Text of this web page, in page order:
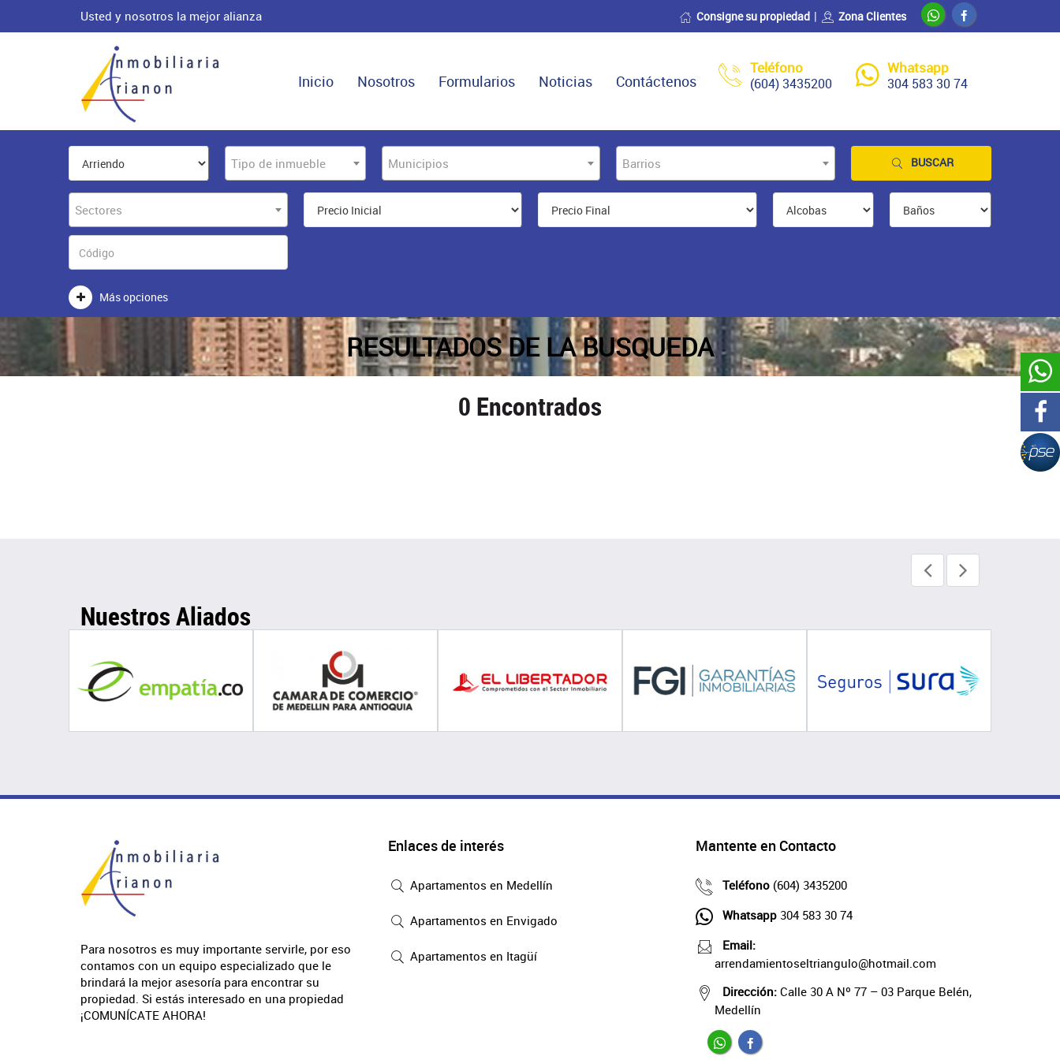
Usted y nosotros la mejor alianza Consigne su propiedad Zona Clientes
Teléfono
(604) 3435200
Whatsapp
304 583 30 74
Inicio Nosotros Formularios Noticias Contáctenos
Tipo de inmueble Municipios Barrios BUSCAR
Sectores
Más opciones
RESULTADOS DE LA BUSQUEDA
0 Encontrados
Nuestros Aliados
Para nosotros es muy importante servirle, por eso
contamos con un equipo especializado que le
brindará la mejor asesoría para encontrar su
propiedad. Si estás interesado en una propiedad
¡COMUNÍCATE AHORA!
Enlaces de interés
Apartamentos en Medellín
Apartamentos en Envigado
Apartamentos en Itagüí
Mantente en Contacto
Teléfono (604) 3435200
Whatsapp 304 583 30 74
Email:
arrendamientoseltriangulo@hotmail.com
Dirección: Calle 30 A Nº 77 – 03 Parque Belén,
Medellín